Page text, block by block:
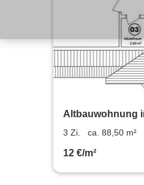
Altbauwohnung
3 Zi. ca. 88,50 m²
12 €/m²